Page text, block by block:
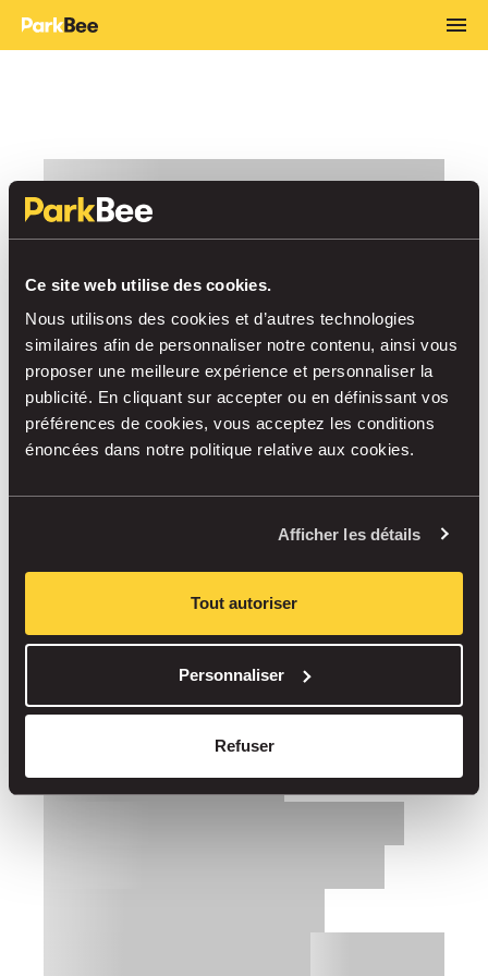
Ce site web utilise des cookies.
Nous utilisons des cookies et d’autres technologies
similaires afin de personnaliser notre contenu, ainsi vous
proposer une meilleure expérience et personnaliser la
publicité. En cliquant sur accepter ou en définissant vos
préférences de cookies, vous acceptez les conditions
énoncées dans notre politique relative aux cookies.
Afficher les détails
Tout autoriser
Personnaliser
Refuser